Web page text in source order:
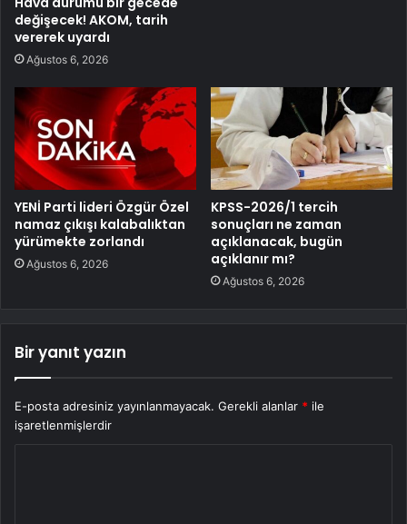
değişecek! AKOM, tarih
vererek uyardı
Ağustos 6, 2026
YENİ Parti lideri Özgür Özel
namaz çıkışı kalabalıktan
yürümekte zorlandı
Ağustos 6, 2026
KPSS-2026/1 tercih
sonuçları ne zaman
açıklanacak, bugün
açıklanır mı?
Ağustos 6, 2026
Bir yanıt yazın
E-posta adresiniz yayınlanmayacak. Gerekli alanlar * ile
işaretlenmişlerdir